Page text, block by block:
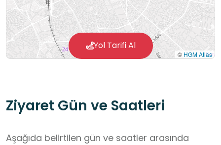
© HGM Atlas
Yol Tarifi Al
Ziyaret Gün ve Saatleri
Aşağıda belirtilen gün ve saatler arasında